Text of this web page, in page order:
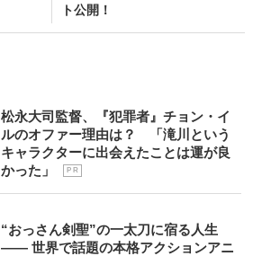
ト公開！
松永大司監督、『犯罪者』チョン・イ
ルのオファー理由は？ 「滝川という
キャラクターに出会えたことは運が良
かった」
P R
“おっさん剣聖”の一太刀に宿る人生
―― 世界で話題の本格アクションアニ